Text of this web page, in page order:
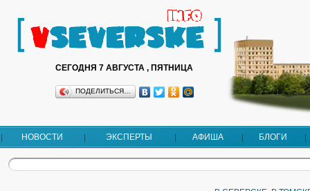
СЕГОДНЯ 7 АВГУСТА , ПЯТНИЦА
ПОДЕЛИТЬСЯ…
НОВОСТИ ЭКСПЕРТЫ АФИША БЛОГИ